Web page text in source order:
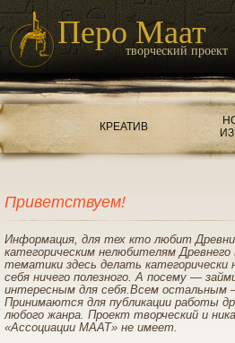
Перо Маат
творческий проект
КРЕАТИВ
Приветствуем!
Информация, для тех кто любит
категорическим нелюбителям
тематики здесь делать категорически
себя ничего полезного. А посему —
интересным для себя.Всем остальным
Принимаются для публикации работы
любого жанра. Проект творческий и
«Ассоциации МААТ» не имеет.